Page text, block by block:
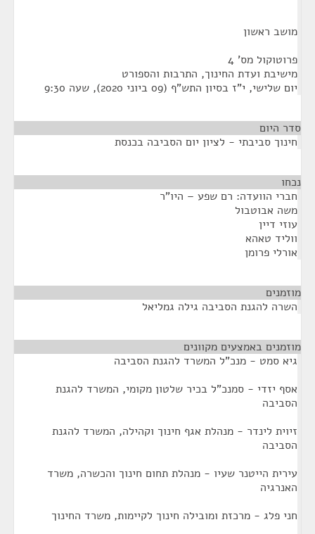
מושב ראשון
פרוטוקול מס' 4
מישיבת ועדת החינוך, התרבות והספורט
יום שלישי, י"ז בסיון התש"ף (09 ביוני 2020), שעה 9:30
סדר היום
חינוך סביבתי - לציון יום הסביבה בכנסת
נכחו
חברי הוועדה: רם שפע – היו"ר
משה אבוטבול
עוזי דיין
ווליד טאהא
אורלי פרומן
מוזמנים
השרה להגנת הסביבה גילה גמליאל
מוזמנים באמצעים מקוונים
גיא סמט - מנכ"ל המשרד להגנת הסביבה
אסף יזדי - סמנכ"ל בכיר שלטון מקומי, המשרד להגנת
הסביבה
זיוית לינדר - מנהלת אגף חינוך וקהילה, המשרד להגנת
הסביבה
עירית הייטנר שעיו - מנהלת תחום חינוך והכשרה, משרד
האנרגיה
חני פלג - מרכזת ומובילה חינוך לקיימות, משרד החינוך